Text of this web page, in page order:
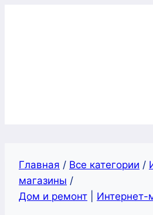
Главная / Все категории /
магазины /
Дом и ремонт
Интернет-